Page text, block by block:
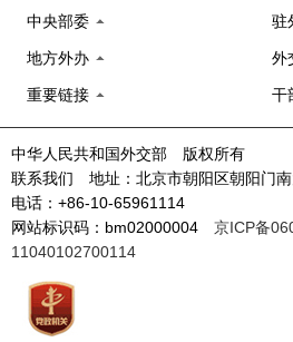
中央部委 驻
地方外办 外
重要链接 干
中华人民共和国外交部 版权所有
联系我们 地址：北京市朝阳区朝阳门
电话：+86-10-65961114
网站标识码：bm02000004 京ICP备
11040102700114